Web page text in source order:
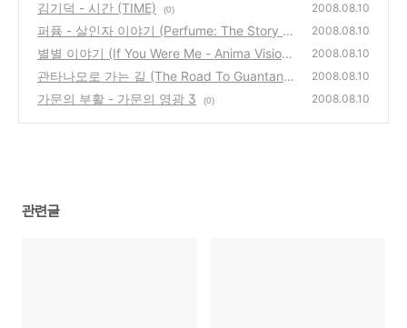
김기덕 - 시간 (TIME) (0) 2008.08.10
퍼퓸 - 살인자 이야기 (Perfume: The Story Of
A Murderer)
(0)
2008.08.10
별별 이야기 (If You Were Me - Anima Vision)
(0)
2008.08.10
관타나모로 가는 길 (The Road To Guantana
mo)
(0)
2008.08.10
가문의 부활 - 가문의 영광 3 (0) 2008.08.10
관련글